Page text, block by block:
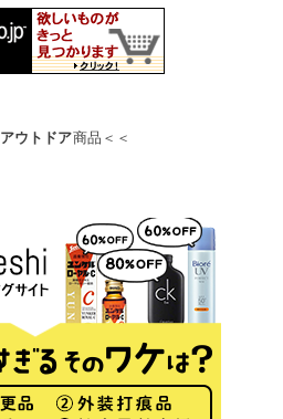
アウトドア商品＜＜